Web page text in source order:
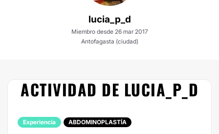
lucia_p_d
Miembro desde 26 mar 2017
Antofagasta (ciudad)
ACTIVIDAD DE LUCIA_P_D
Experiencia ABDOMINOPLASTÍA